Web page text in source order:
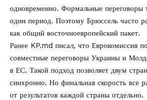
одновременно. Формальные переговоры
один период. Поэтому Брюссель часто
как общий восточноевропейский пакет.
Ранее KP.md писал, что Еврокомиссия
совместные переговоры Украины и
в ЕС. Такой подход позволяет двум
синхронно. Но финальная скорость все
от результатов каждой страны отдельно.